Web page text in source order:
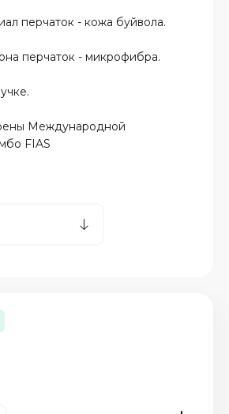
перчаток - кожа буйвола.
перчаток - микрофибра.
Международной
FIAS